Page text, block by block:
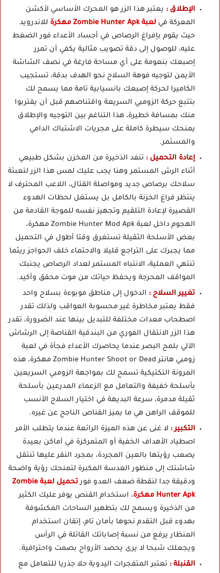
الإطلاق : يعتبر هذا الزر هو المحرك الأساسي لأكشن
المعركة في لعبة Zombie Hunter Apk مهكرة
للاندرويد
حيث يقوم بإفراغ الرصاص في أجساد الأعداء فور الضغط
عليه، للوصول إلى دقة تصويب مثالية يكفي أن تمرر
إصبعك بنعومة على أي مساحة فارغة في نصف الشاشة
الأيمن لتوجيه فوهة السلاح نحو الهدف بدقة، تستجيب
الكاميرا لحركة إصبعك بانسيابية تامة مما يسمح لك
بتتبع حركة الزومبي السريعة واقتناصهم قبل أن يقتربوا
منك بمسافة خطيرة، هذا التناغم بين التوجيه والإطلاق
يمنحك سيطرة كاملة على مجريات الاشتباك الدامي
والمستمر.
إعادة التحميل : تنفد الذخيرة من المخزن بشكل طبيعي
أثناء الرش المستمر وهنا يجب عليك لمس هذا الزر لتعبئة
سلاحك برصاص جديد ومواصلة القتال، اللاعب المحترف لا
ينتظر فراغ الخزنة بالكامل بل يستغل لحظات الهدوء
القصيرة لإعادة التلقيم وتجهيز نفسه للموجة القادمة من
الهجوم داخل لعبة Zombie Hunter Mod Apk مهكرة،
بعض الأسلحة الثقيلة تستغرق وقتا أطول في التحميل
مما يجبرك على التراجع قليلا والاحتماء خلف الحواجز ريثما
تنتهي العملية، الانتباه المستمر لعداد الرصاص يجنبك
المواقف المحرجة ويحفظ حياتك من موت محقق وأكيد.
تغيير السلاح : الدخول إلى مناطق موبوءة بسلاح واحد
فقط يعتبر مخاطرة غير محسوبة العواقب ولذلك تقدر
اصطحاب معدات مختلفة للتبديل بينها عند الضرورة، تقدر
هذا الزر الانتقال الفوري من البندقية القناصة إلى الرشاش
الآلي بلمح البصر عندما يحاصرك الأعداء فجأة في لعبة
زومبي هانتر Zombie Hunter Shoot or Dead مهكرة، هذه
المرونة التكتيكية تسمح لك بمواجهة الزومبي السريعين
بأسلحة خفيفة والتعامل مع الزعماء المدرعين بأسلحة
ثقيلة مدمرة، سرعة البديهة في اختيار السلاح الأنسب
للموقف الراهن هي ما يميز القناص الناجح عن غيره.
التكبير : لا غنى عن هذه الميزة الرائعة عندما يتطلب الأمر
اصطياد الأهداف الخفية أو المتمركزة في أماكن بعيدة
يصعب رؤيتها بالعين المجردة، بمجرد النقر عليها تنتقل
شاشتك إلى منظور العدسة المكبرة لتمنحك رؤية واضحة
ودقيقة جدا لنقطة ضعف العدو فور
تحميل لعبة Zombie
Hunter Apk مهكرة
، استخدام القنص يوفر عليك الكثير
من الذخيرة ويسمح لك بتطهير الساحات المكشوفة
بهدوء قبل التقدم نحوها بأمان تام، إتقان استخدام
المنظار يرفع من نسبة إصاباتك القاتلة في الرأس
ويجعلك شبحا لا يرى يحصد الأرواح بصمت واحترافية.
القنبلة : تعتبر المتفجرات اليدوية حلا جذريا للتعامل مع